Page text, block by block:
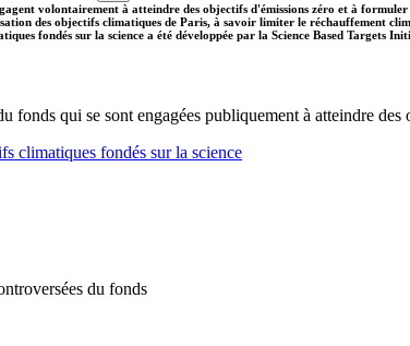
volontairement à atteindre des objectifs d'émissions zéro et à
des objectifs climatiques de Paris, à savoir limiter le réchauffement
fondés sur la science a été développée par la Science Based Targets
fonds qui se sont engagées publiquement à atteindre
climatiques fondés sur la science
du fonds